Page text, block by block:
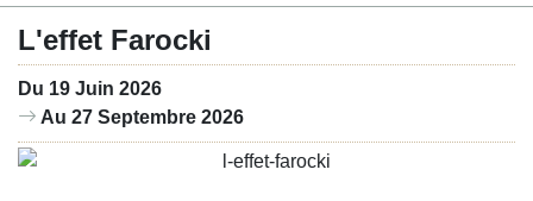
L'effet Farocki
Du 19 Juin 2026
Au 27 Septembre 2026